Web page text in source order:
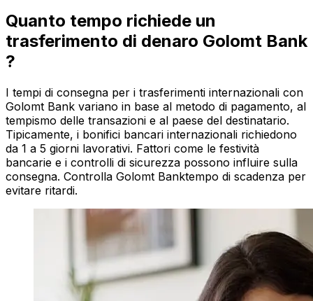
Quanto tempo richiede un
trasferimento di denaro Golomt Bank
?
I tempi di consegna per i trasferimenti internazionali con
Golomt Bank variano in base al metodo di pagamento, al
tempismo delle transazioni e al paese del destinatario.
Tipicamente, i bonifici bancari internazionali richiedono
da 1 a 5 giorni lavorativi. Fattori come le festività
bancarie e i controlli di sicurezza possono influire sulla
consegna. Controlla Golomt Banktempo di scadenza per
evitare ritardi.